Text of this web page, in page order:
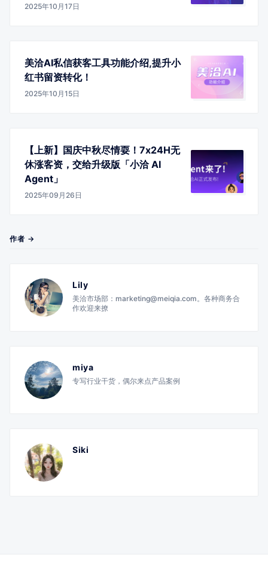
2025年10月17日
美洽AI私信获客工具功能介绍,提升小
红书留资转化！
2025年10月15日
【上新】国庆中秋尽情耍！7x24H无
休涨客资，交给升级版「小洽 AI
Agent」
2025年09月26日
作者 →
Lily
美洽市场部：marketing@meiqia.com。各种商务合
作欢迎来撩
miya
专写行业干货，偶尔来点产品案例
Siki